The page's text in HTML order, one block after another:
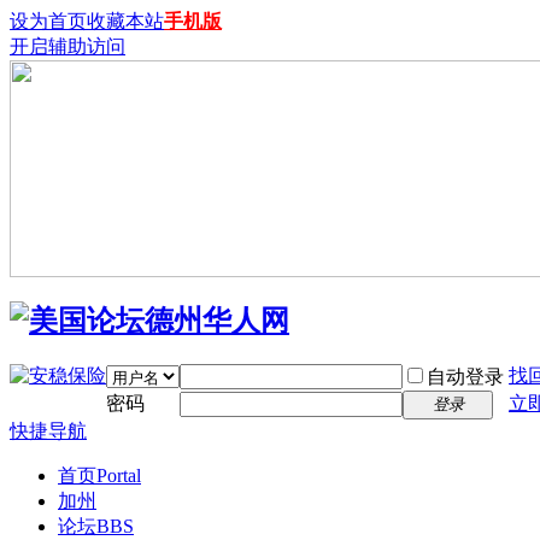
设为首页收藏本站手机版
开启辅助访问
自动登录 找
密码
登录
立
快捷导航
首页Portal
加州
论坛BBS